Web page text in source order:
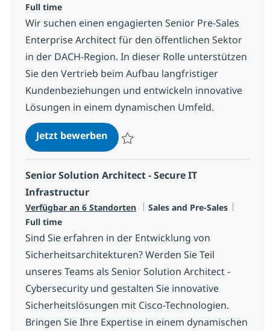
Full time
Wir suchen einen engagierten Senior Pre-Sales
Enterprise Architect für den öffentlichen Sektor
in der DACH-Region. In dieser Rolle unterstützen
Sie den Vertrieb beim Aufbau langfristiger
Kundenbeziehungen und entwickeln innovative
Lösungen in einem dynamischen Umfeld.
Jetzt bewerbenSenior Pre-Sales Enterprise
Senior Solution Architect - Secure IT
Infrastructur
Verfügbar an 6 Standorten Kategorie
Sales and Pre-Sales
Full time
Sind Sie erfahren in der Entwicklung von
Sicherheitsarchitekturen? Werden Sie Teil
unseres Teams als Senior Solution Architect -
Cybersecurity und gestalten Sie innovative
Sicherheitslösungen mit Cisco-Technologien.
Bringen Sie Ihre Expertise in einem dynamischen